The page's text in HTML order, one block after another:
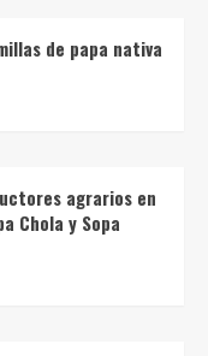
de papa nativa
agrarios en
Chola y Sopa